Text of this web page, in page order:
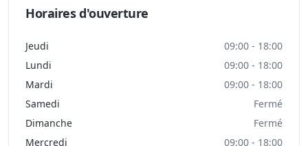
Horaires d'ouverture
Jeudi
09:00 - 18:00
Lundi
09:00 - 18:00
Mardi
09:00 - 18:00
Samedi
Fermé
Dimanche
Fermé
Mercredi
09:00 - 18:00